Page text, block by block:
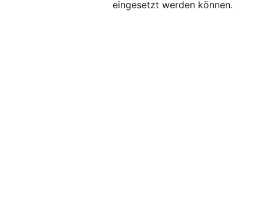
eingesetzt werden können.